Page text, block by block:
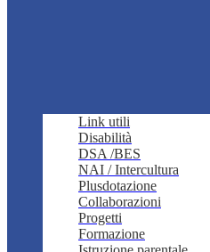
Link utili
Disabilità
DSA /BES
NAI / Intercultura
Plusdotazione
Collaborazioni
Progetti
Formazione